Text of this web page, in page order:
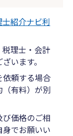
士紹介ナビ利
理士・会計
います。
依頼する場合
有料）が別
価格のご相
でお願いい